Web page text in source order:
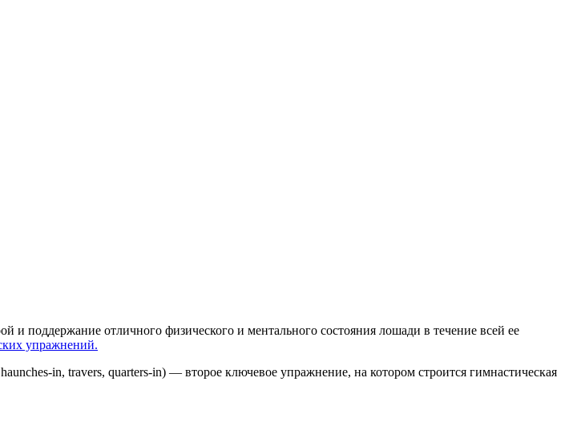
поддержание отличного физического и ментального состояния лошади в течение всей ее
упражнений.
in, travers, quarters-in) — второе ключевое упражнение, на котором строится гимнастическая